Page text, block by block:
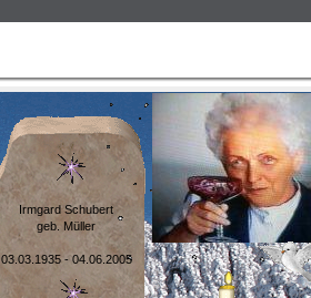
Irmgard Schubert
geb. Müller
03.03.1935 - 04.06.2005